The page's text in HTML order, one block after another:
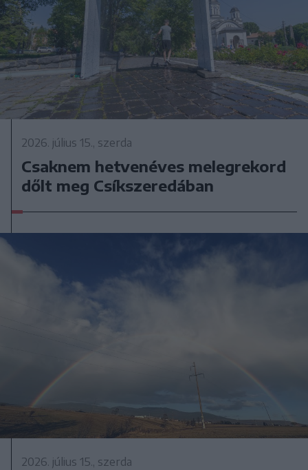
2026. július 15., szerda
Csaknem hetvenéves melegrekord
dőlt meg Csíkszeredában
2026. július 15., szerda